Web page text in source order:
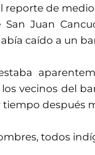
reporte de
San Juan
caído a un
vecinos del
después
todos